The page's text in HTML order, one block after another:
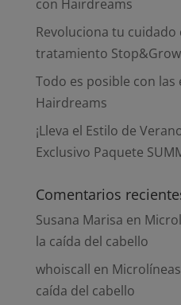
con Hairdreams
Revoluciona tu
tratamiento
Todo es posible con
Hairdreams
¡Lleva el Estilo de
Exclusivo Paquete
Comentarios
Susana Marisa en
la caída del cabello
whoiscall en
caída del cabello